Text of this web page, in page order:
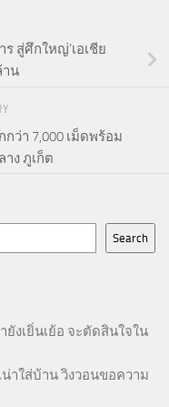
ร สู่ศึกใหญ่’เอเชีย
าน
ว่า 7,000 เม็ดพร้อม
ง ภูเก็ต
Search
ยังเยิ่นเย้อ จะตัดสินใจใน
าใส่บ้าน วิงวอนขอความ